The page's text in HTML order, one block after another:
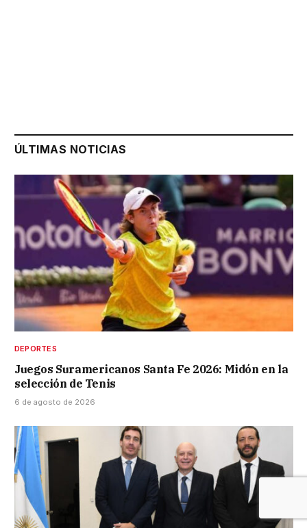
ÚLTIMAS NOTICIAS
DEPORTES
Juegos Suramericanos Santa Fe 2026: Midón en la
selección de Tenis
6 de agosto de 2026